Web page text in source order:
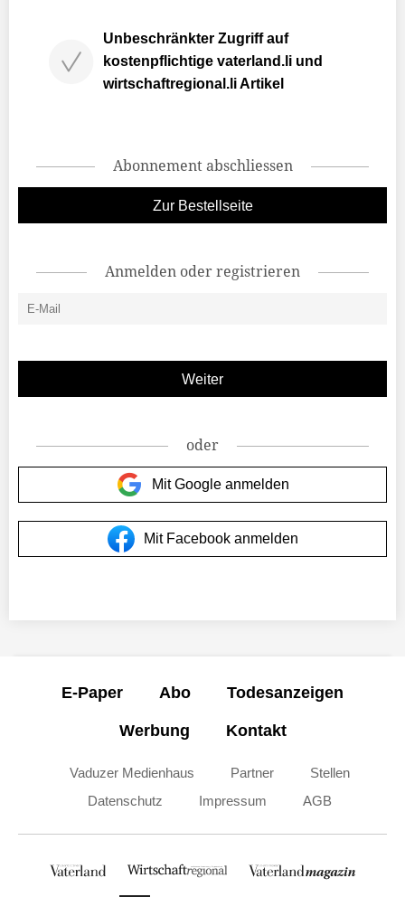
Unbeschränkter Zugriff auf
kostenpflichtige vaterland.li und
wirtschaftregional.li Artikel
Abonnement abschliessen
Zur Bestellseite
Anmelden oder registrieren
oder
Mit Google anmelden
Mit Facebook anmelden
E-Paper Abo Todesanzeigen
Werbung Kontakt
Vaduzer Medienhaus Partner
Stellen
Datenschutz
Impressum AGB